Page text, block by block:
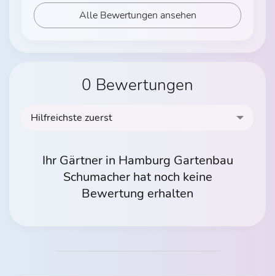
Alle Bewertungen ansehen
0 Bewertungen
Hilfreichste zuerst
Ihr Gärtner in Hamburg Gartenbau
Schumacher hat noch keine
Bewertung erhalten